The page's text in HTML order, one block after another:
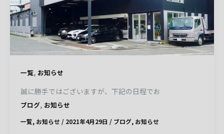
一覧, お知らせ
誠に勝手ではございますが、下記の日程でお
ブログ, お知らせ
一覧, お知らせ / 2021年4月29日 / ブログ, お知らせ